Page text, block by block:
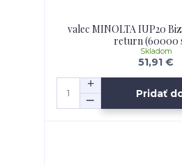
valec MINOLTA IUP20
return (60000
51,91 €
Skladom
Pridať